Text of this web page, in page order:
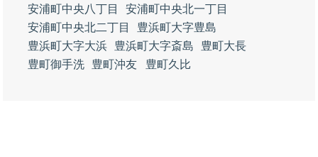
安浦町中央八丁目
安浦町中央北一丁目
安浦町中央北二丁目
豊浜町大字豊島
豊浜町大字大浜
豊浜町大字斎島
豊町大長
豊町御手洗
豊町沖友 豊町久比